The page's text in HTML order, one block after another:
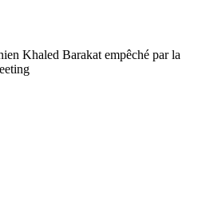
Khaled Barakat empêché par la